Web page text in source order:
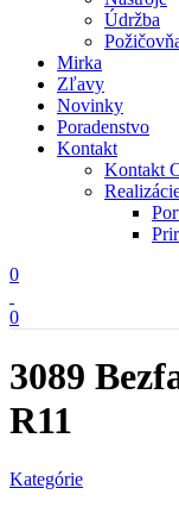
Údržba
Mirka
Zľavy
Novinky
Poradenstvo
Kontakt
Kontakt
0
0
3089
R11
Kategórie